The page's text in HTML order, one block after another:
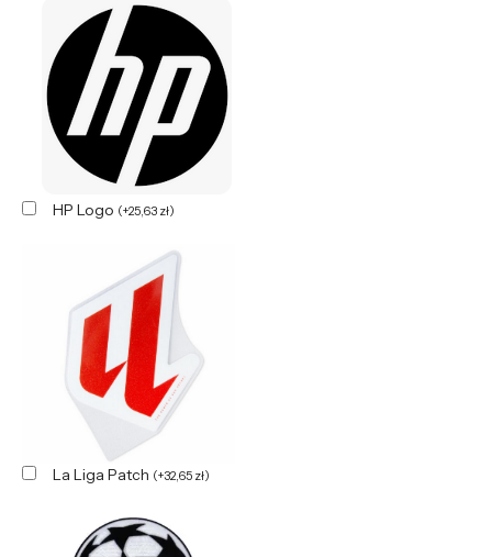
HP Logo (+25,63 zł)
La Liga Patch (+32,65 zł)